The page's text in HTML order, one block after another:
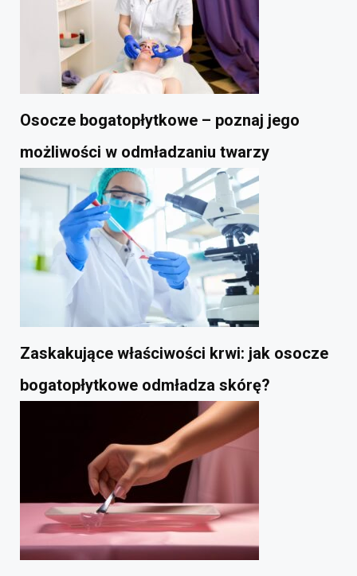
Osocze bogatopłytkowe – poznaj jego
możliwości w odmładzaniu twarzy
Zaskakujące właściwości krwi: jak osocze
bogatopłytkowe odmładza skórę?